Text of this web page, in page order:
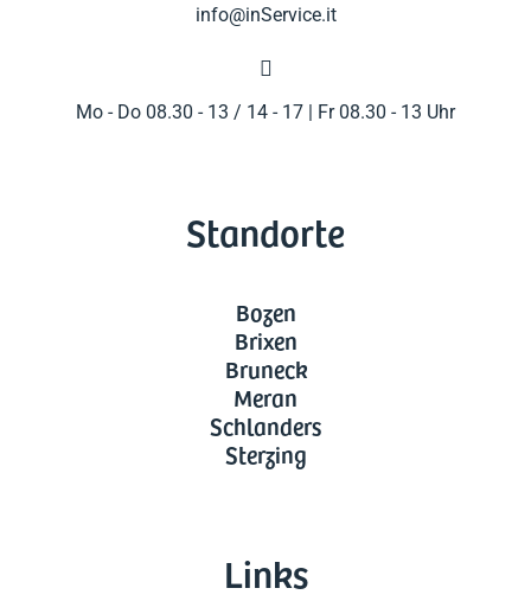
info@inService.it

Mo - Do 08.30 - 13 / 14 - 17 | Fr 08.30 - 13 Uhr
Standorte
Bozen
Brixen
Bruneck
Meran
Schlanders
Sterzing
Links